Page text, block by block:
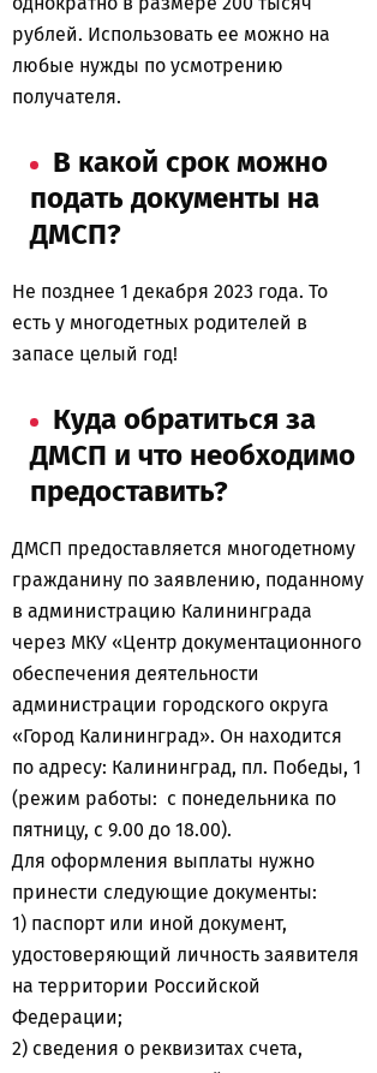
рублей. Использовать ее можно на
любые нужды по усмотрению
получателя.
В какой срок можно
подать документы на
ДМСП?
Не позднее 1 декабря 2023 года. То
есть у многодетных родителей в
запасе целый год!
Куда обратиться за
ДМСП и что необходимо
предоставить?
ДМСП предоставляется многодетному
гражданину по заявлению, поданному
в администрацию Калининграда
через МКУ «Центр документационного
обеспечения деятельности
администрации городского округа
«Город Калининград». Он находится
по адресу: Калининград, пл. Победы, 1
(режим работы: с понедельника по
пятницу, с 9.00 до 18.00).
Для оформления выплаты нужно
принести следующие документы:
1) паспорт или иной документ,
удостоверяющий личность заявителя
на территории Российской
Федерации;
2) сведения о реквизитах счета,